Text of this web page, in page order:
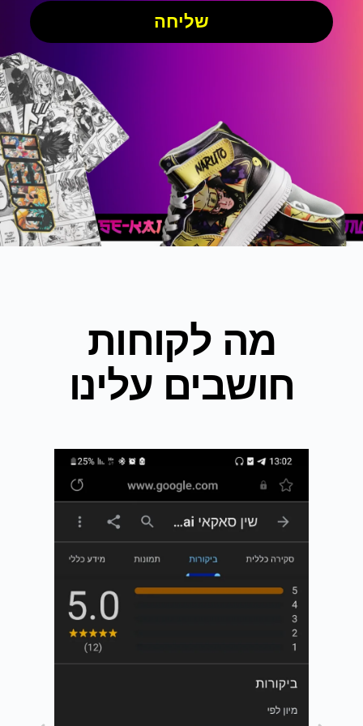
שליחה
מה לקוחות
חושבים עלינו